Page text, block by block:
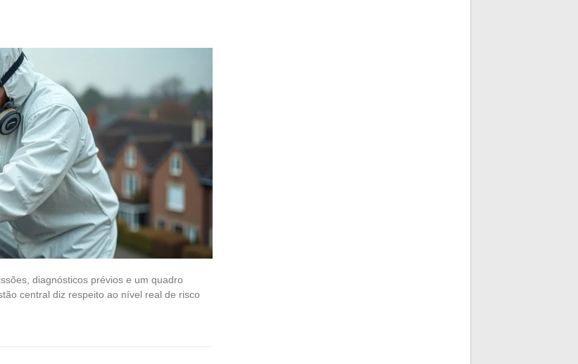
diagnósticos prévios e um quadro
central diz respeito ao nível real de risco